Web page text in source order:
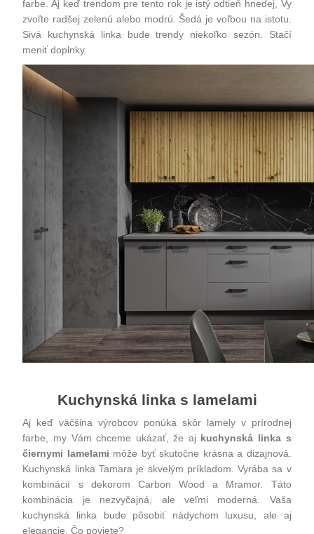
farbe. Aj keď trendom pre tento rok je istý odtieň hnedej, Vy
zvoľte radšej zelenú alebo modrú. Šedá je voľbou na istotu.
Sivá kuchynská linka bude trendy niekoľko sezón. Stačí
meniť doplnky.
Kuchynská linka s lamelami
Aj keď väčšina výrobcov ponúka skôr lamely v prírodnej
farbe, my Vám chceme ukázať, že aj kuchynská linka s
čiernymi lamelami môže byť skutočne krásna a dizajnová.
Kuchynská linka Tamara je skvelým príkladom. Vyrába sa v
kombinácií s dekorom Carbon Wood a Mramor. Táto
kombinácia je nezvyčajná, ale veľmi moderná. Vaša
kuchynská linka bude pôsobiť nádychom luxusu, ale aj
elegancie. Čo poviete?